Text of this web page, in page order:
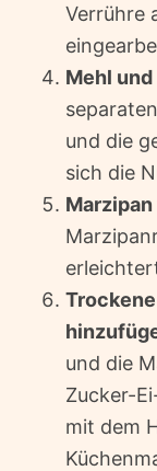
Verrühre
Mehl
und die
sich die
und die
Zucker-
mit dem